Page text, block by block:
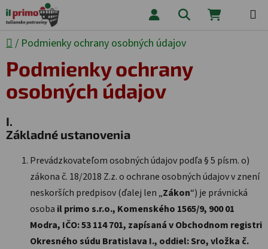
Prejsť na obsah Hľadať
Domov
/ Podmienky ochrany osobných údajov
Podmienky ochrany
osobných údajov
I.
Základné ustanovenia
Prevádzkovateľom osobných údajov podľa § 5 písm. o)
zákona č. 18/2018 Z.z. o ochrane osobných údajov v znení
neskorších predpisov (ďalej len „Zákon“) je právnická
osoba il primo s.r.o., Komenského 1565/9, 900 01
Modra, IČO: 53 114 701, zapísaná v Obchodnom registri
Okresného súdu Bratislava I., oddiel: Sro, vložka č.